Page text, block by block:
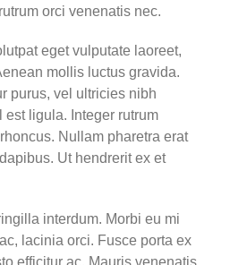
orci venenatis nec.
eget vulputate laoreet,
mollis luctus gravida.
purus, vel ultricies nibh
est ligula. Integer rutrum
Nullam pharetra erat
Ut hendrerit ex et
interdum. Morbi eu mi
lacinia orci. Fusce porta ex